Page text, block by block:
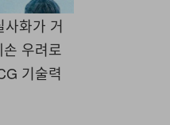
Warner Bros
화가 거
우려로
기술력